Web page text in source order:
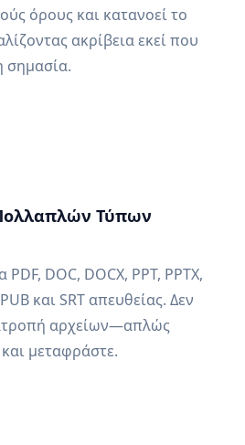
όρους και κατανοεί το
ακρίβεια εκεί που
σημασία.
Τύπων
DOC, DOCX, PPT, PPTX,
και SRT απευθείας. Δεν
αρχείων—απλώς
μεταφράστε.